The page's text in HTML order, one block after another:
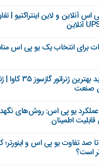
برای انتخاب یک یو پی اس
راهنمای خرید بهترین
عملکرد یو پی اس: روش‌های
قابلیت اطمینان
صد تفاوت یو پی اس و اینورتر؛
است؟